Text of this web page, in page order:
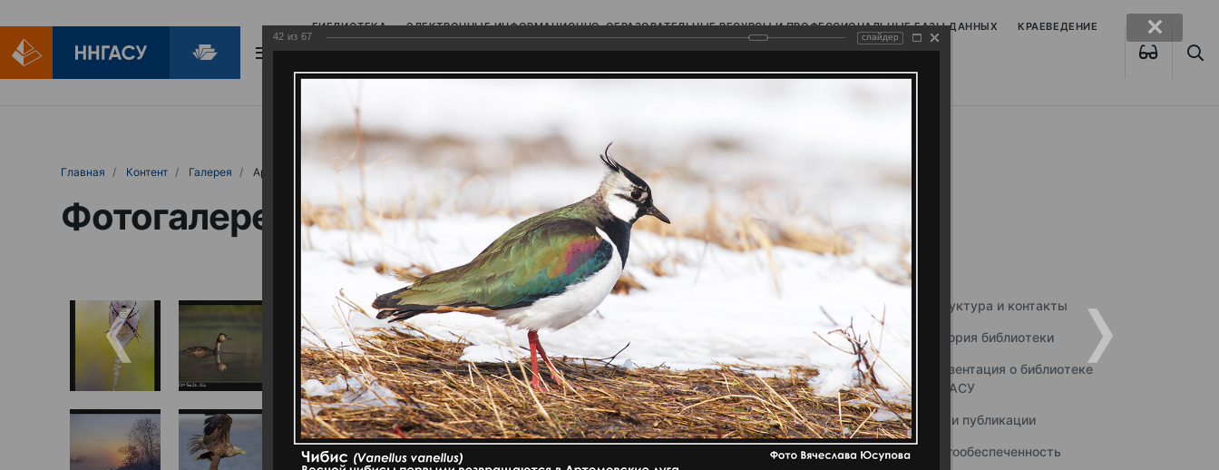
БИБЛИОТЕКА ЭЛЕКТРОННЫЕ ИНФОРМАЦИОННО-ОБРАЗОВАТЕЛЬНЫЕ РЕСУРСЫ И ПРОФЕССИОНАЛЬНЫЕ БАЗЫ ДАННЫХ КРАЕВЕДЕНИЕ
БИБЛИОПОМОЩЬ
Главная Контент Галерея Артемовские луга – жемчужина Нижегородского Поволжья
Фотогалерея
Структура и контакты
История библиотеки
Презентация о библиотеке
ННГАСУ
Наши публикации
Книгообеспеченность
42 из 67 слайдер